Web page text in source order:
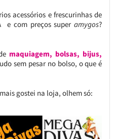
acessórios e frescurinhas de
e com preços superamygos?
maquiagem, bolsas, bijus,
sem pesar no bolso, o que é
gostei na loja, olhem só: